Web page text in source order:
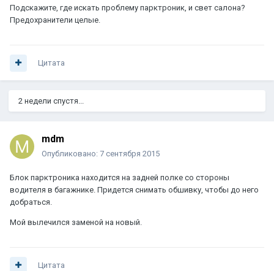
Подскажите, где искать проблему парктроник, и свет салона?
Предохранители целые.
Цитата
2 недели спустя...
mdm
Опубликовано: 7 сентября 2015
Блок парктроника находится на задней полке со стороны
водителя в багажнике. Придется снимать обшивку, чтобы до него
добраться.
Мой вылечился заменой на новый.
Цитата